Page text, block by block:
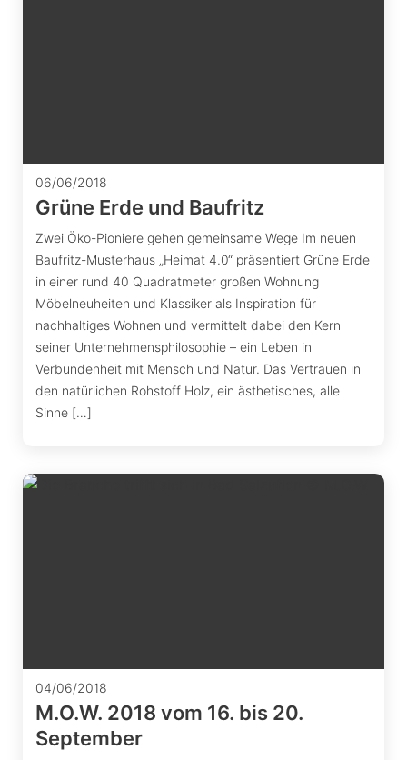
06/06/2018
Grüne Erde und Baufritz
Zwei Öko-Pioniere gehen gemeinsame Wege Im neuen
Baufritz-Musterhaus „Heimat 4.0“ präsentiert Grüne Erde
in einer rund 40 Quadratmeter großen Wohnung
Möbelneuheiten und Klassiker als Inspiration für
nachhaltiges Wohnen und vermittelt dabei den Kern
seiner Unternehmensphilosophie – ein Leben in
Verbundenheit mit Mensch und Natur. Das Vertrauen in
den natürlichen Rohstoff Holz, ein ästhetisches, alle
Sinne […]
04/06/2018
M.O.W. 2018 vom 16. bis 20.
September